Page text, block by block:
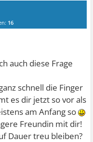
16
auch diese Frage
schnell die Finger
es dir jetzt so vor als
am Anfang so
Freundin mit dir!
Dauer treu bleiben?